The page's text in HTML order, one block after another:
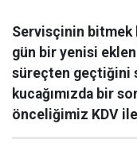
Servisçinin bitmek
gün bir yenisi
süreçten geçtiğini
kucağımızda bir
önceliğimiz KDV